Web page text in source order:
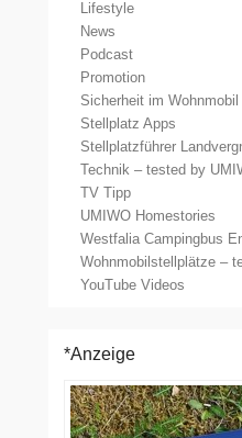
Lifestyle
News
Podcast
Promotion
Sicherheit im Wohnmobil
Stellplatz Apps
Stellplatzführer
Technik – tested by
TV Tipp
UMIWO Homestories
Westfalia Campingbus
Wohnmobilstellplätze –
YouTube Videos
*Anzeige